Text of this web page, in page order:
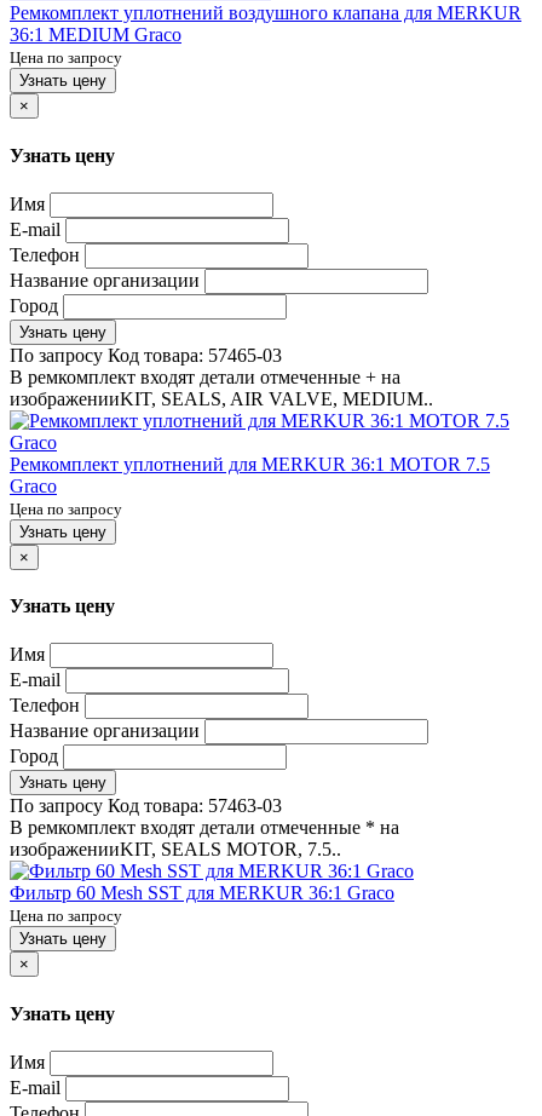
Ремкомплект уплотнений воздушного клапана для MERKUR
36:1 MEDIUM Graco
Цена по запросу
Узнать цену
×
Узнать цену
Имя
E-mail
Телефон
Название организации
Город
Узнать цену
По запросу Код товара: 57465-03
В ремкомплект входят детали отмеченные + на
изображенииKIT, SEALS, AIR VALVE, MEDIUM..
Ремкомплект уплотнений для MERKUR 36:1 MOTOR 7.5
Graco
Цена по запросу
Узнать цену
×
Узнать цену
Имя
E-mail
Телефон
Название организации
Город
Узнать цену
По запросу Код товара: 57463-03
В ремкомплект входят детали отмеченные * на
изображенииKIT, SEALS MOTOR, 7.5..
Фильтр 60 Mesh SST для MERKUR 36:1 Graco
Цена по запросу
Узнать цену
×
Узнать цену
Имя
E-mail